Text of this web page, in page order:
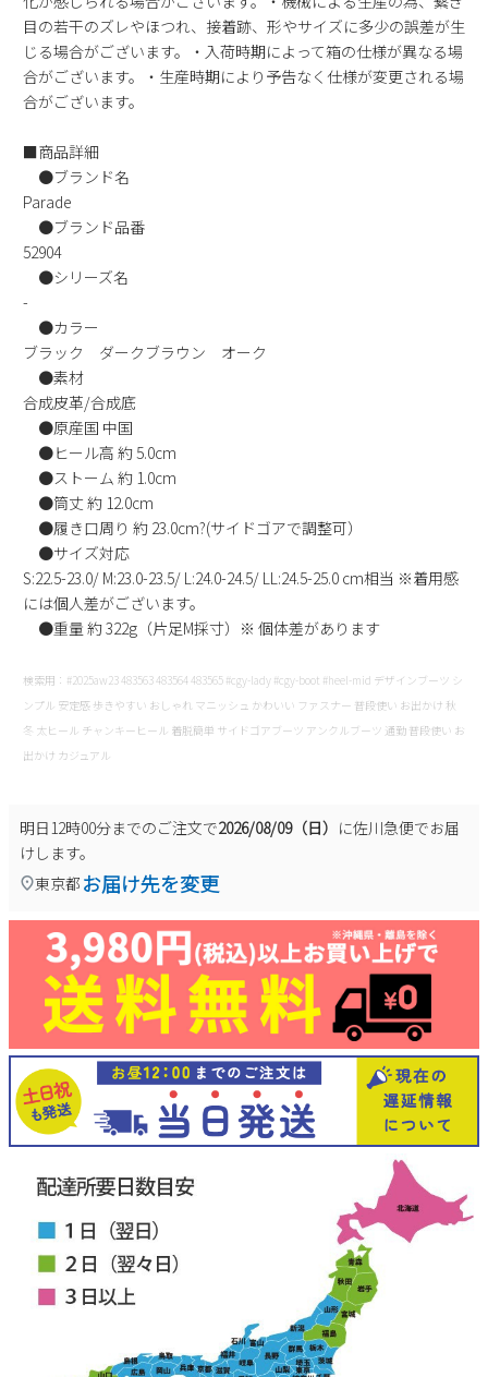
プライバシーポリシー
特定商取引法に基づく表示
お問い合わせ
目の若干のズレやほつれ、接着跡、形やサイズに多少の誤差が生
じる場合がございます。・入荷時期によって箱の仕様が異なる場
合がございます。・生産時期により予告なく仕様が変更される場
合がございます。
■商品詳細
●ブランド名
Parade
●ブランド品番
52904
●シリーズ名
-
●カラー
ブラック ダークブラウン オーク
●素材
合成皮革/合成底
●原産国 中国
●ヒール高 約 5.0cm
●ストーム 約 1.0cm
●筒丈 約 12.0cm
●履き口周り 約 23.0cm?(サイドゴアで調整可）
●サイズ対応
S:22.5-23.0/ M:23.0-23.5/ L:24.0-24.5/ LL:24.5-25.0 cm相当 ※着用感
には個人差がございます。
●重量 約 322g（片足M採寸）※ 個体差があります
検索用：#2025aw23 483563 483564 483565 #cgy-lady #cgy-boot #heel-mid デザインブーツ シ
ンプル 安定感 歩きやすい おしゃれ マニッシュ かわいい ファスナー 普段使い お出かけ 秋
冬 太ヒール チャンキーヒール 着脱簡単 サイドゴアブーツ アンクルブーツ 通勤 普段使い お
出かけ カジュアル
明日12時00分までのご注文で2026/08/09（日） に佐川急便でお届
けします。
東京都 お届け先を変更